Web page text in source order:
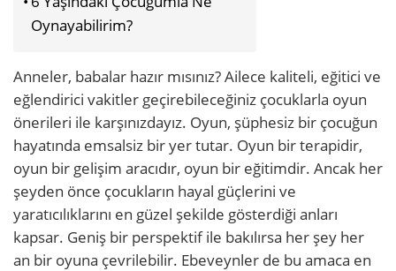
Oynayabilirim?
Anneler, babalar hazır mısınız? Ailece kaliteli, eğitici ve
eğlendirici vakitler geçirebileceğiniz çocuklarla oyun
önerileri ile karşınızdayız. Oyun, şüphesiz bir çocuğun
hayatında emsalsiz bir yer tutar. Oyun bir terapidir,
oyun bir gelişim aracıdır, oyun bir eğitimdir. Ancak her
şeyden önce çocukların hayal güçlerini ve
yaratıcılıklarını en güzel şekilde gösterdiği anları
kapsar. Geniş bir perspektif ile bakılırsa her şey her
an bir oyuna çevrilebilir. Ebeveynler de bu amaca en